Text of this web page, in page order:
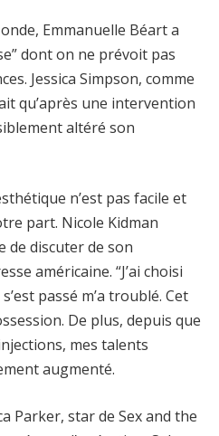
Emmanuelle Béart a
dont on ne prévoit pas
Jessica Simpson, comme
qu’après une intervention
altéré son
n’est pas facile et
part. Nicole Kidman
de discuter de son
américaine. “J’ai choisi
passé m’a troublé. Cet
De plus, depuis que
mes talents
augmenté.
Parker, star de Sex and the